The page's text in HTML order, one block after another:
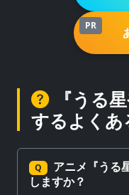
PR
『うる
するよくあ
Q
アニメ『うる
しますか？